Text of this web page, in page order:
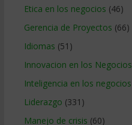
Etica en los negocios (46)
Gerencia de Proyectos (66)
Idiomas (51)
Innovacion en los Negocios
Inteligencia en los negocios
Liderazgo (331)
Manejo de crisis (60)